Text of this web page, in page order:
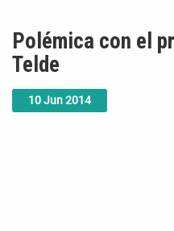
10Jun2014
Polémica con el
Telde